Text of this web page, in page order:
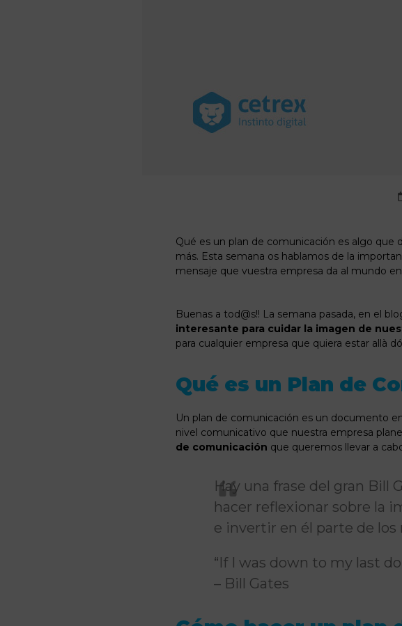
Qué es un plan de comunicación es algo
más. Esta semana os hablamos de la
mensaje que vuestra empresa da al mundo
Buenas a tod@s!! La semana pasada, en el
interesante para cuidar la imagen de
para cualquier empresa que quiera estar allà
Qué es un Plan de
Un plan de comunicación es un documento
nivel comunicativo que nuestra empresa
de comunicación que queremos llevar a
Hay una frase del gran Bill
hacer reflexionar sobre la
e invertir en él parte de los
“If I was down to my last
– Bill Gates